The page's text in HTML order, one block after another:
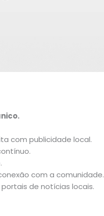
com publicidade local.
com a comunidade.
de notícias locais.